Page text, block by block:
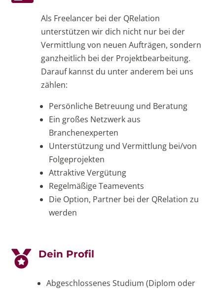
Als Freelancer bei der QRelation
unterstützen wir dich nicht nur bei der
Vermittlung von neuen Aufträgen, sondern
ganzheitlich bei der Projektbearbeitung.
Darauf kannst du unter anderem bei uns
zählen:
Persönliche Betreuung und Beratung
Ein großes Netzwerk aus
Branchenexperten
Unterstützung und Vermittlung bei/von
Folgeprojekten
Attraktive Vergütung
Regelmäßige Teamevents
Die Option, Partner bei der QRelation zu
werden
 Dein Profil
Abgeschlossenes Studium (Diplom oder